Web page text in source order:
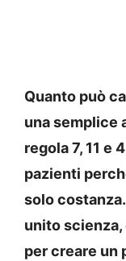
Quanto può
una semplice
regola 7, 11 e
pazienti
solo
unito
per creare un